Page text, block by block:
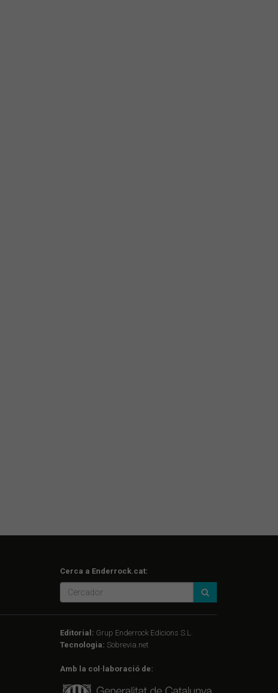
Cerca a Enderrock.cat:
Editorial: Grup Enderrock Edicions S.L.
Tecnologia: Sobrevia.net
Amb la col·laboració de: